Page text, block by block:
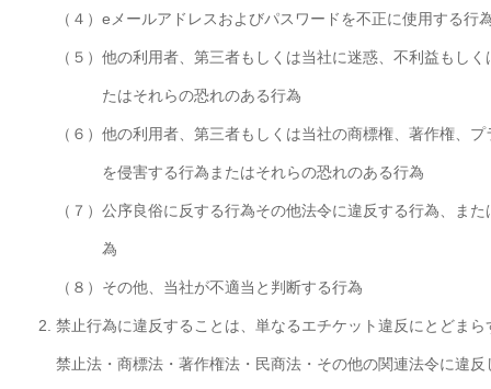
（４） eメールアドレスおよびパスワードを不正に使用する行
（５） 他の利用者、第三者もしくは当社に迷惑、不利益もし
たはそれらの恐れのある行為
（６） 他の利用者、第三者もしくは当社の商標権、著作権、
を侵害する行為またはそれらの恐れのある行為
（７） 公序良俗に反する行為その他法令に違反する行為、ま
為
（８） その他、当社が不適当と判断する行為
禁止行為に違反することは、単なるエチケット違反にとどま
禁止法・商標法・著作権法・民商法・その他の関連法令に違